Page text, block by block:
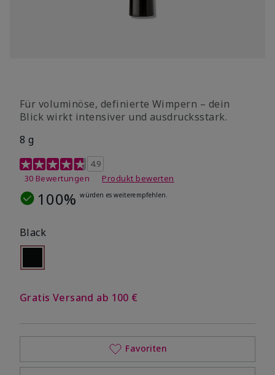
Für voluminöse, definierte Wimpern – dein
Blick wirkt intensiver und ausdrucksstark.
8 g
3,5 out of 5 Customer Rating
4.9
30 Bewertungen
Produkt bewerten
100% würden es weiterempfehlen.
Black
selected
Out of stock
Gratis Versand ab 100 €
Favoriten